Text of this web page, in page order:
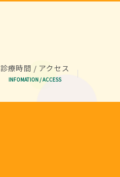
診療時間 / アクセス
INFOMATION / ACCESS